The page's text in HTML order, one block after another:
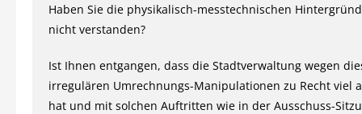
Haben Sie die physikalisch-messtechnischen
nicht verstanden?
Ist Ihnen entgangen, dass die Stadtverwaltung wegen
irregulären Umrechnungs-Manipulationen zu Recht viel
hat und mit solchen Auftritten wie in der Ausschuss-